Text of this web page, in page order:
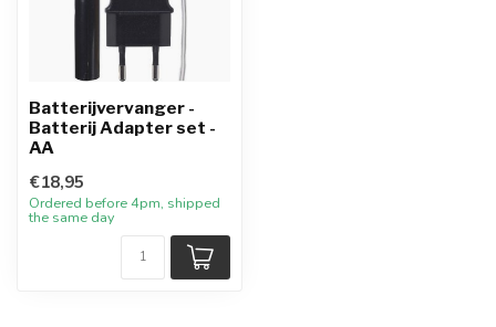
Batterijvervanger -
Batterij Adapter set -
AA
€18,95
Ordered before 4pm, shipped
the same day